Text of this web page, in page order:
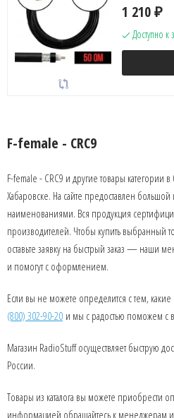
1 210 ₽
Доступно к
F-female - CRC9
F-female - CRC9 и другие товары
Хабаровске. На сайте предоставлен
наименованиями. Вся продукция
производителей. Чтобы купить выбранный
оставьте заявку на быстрый заказ — наши
и помогут с оформлением.
Если вы не можете определится с тем,
(800) 302-90-20 и мы с радостью поможем с
Магазин RadioStuff осуществляет быструю
России.
Товары из каталога вы можете приобрести
информацией обращайтесь к менеджерам